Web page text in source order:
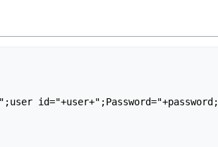
id="+user+";Password="+password;